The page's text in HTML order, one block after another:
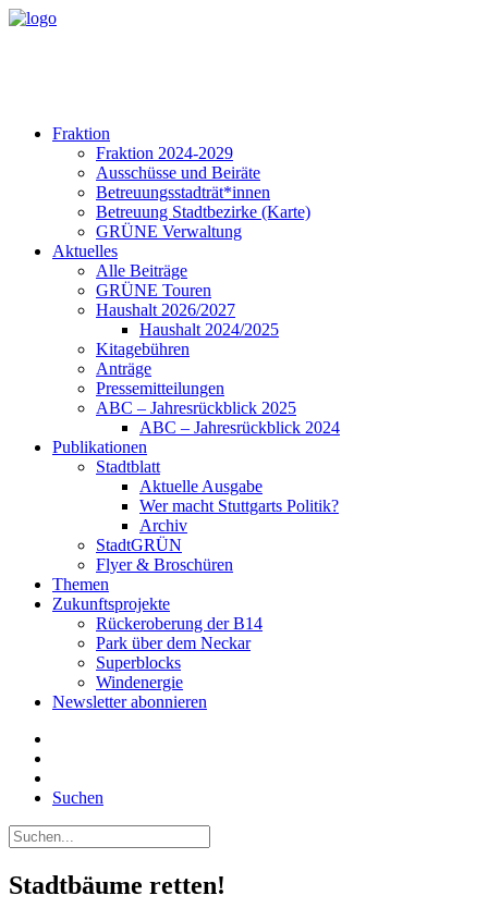
Fraktion
Fraktion 2024-2029
Ausschüsse und Beiräte
Betreuungsstadträt*innen
Betreuung Stadtbezirke (Karte)
GRÜNE Verwaltung
Aktuelles
Alle Beiträge
GRÜNE Touren
Haushalt 2026/2027
Haushalt 2024/2025
Kitagebühren
Anträge
Pressemitteilungen
ABC – Jahresrückblick 2025
ABC – Jahresrückblick 2024
Publikationen
Stadtblatt
Aktuelle Ausgabe
Wer macht Stuttgarts Politik?
Archiv
StadtGRÜN
Flyer & Broschüren
Themen
Zukunftsprojekte
Rückeroberung der B14
Park über dem Neckar
Superblocks
Windenergie
Newsletter abonnieren
Suchen
Stadtbäume retten!